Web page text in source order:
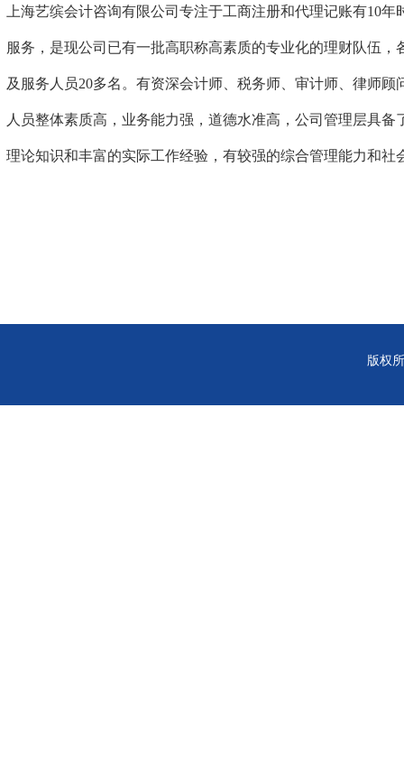
上海艺缤会计咨询有限公司专注于工商注册和代理记账有10
服务，是现公司已有一批高职称高素质的专业化的理财队伍，
及服务人员20多名。有资深会计师、税务师、审计师、律师顾
人员整体素质高，业务能力强，道德水准高，公司管理层具备
理论知识和丰富的实际工作经验，有较强的综合管理能力和社
版权